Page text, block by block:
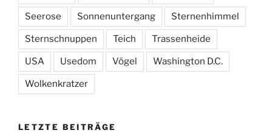
Seerose Sonnenuntergang Sternenhimmel
Sternschnuppen Teich Trassenheide
USA Usedom Vögel Washington D.C.
Wolkenkratzer
LETZTE BEITRÄGE